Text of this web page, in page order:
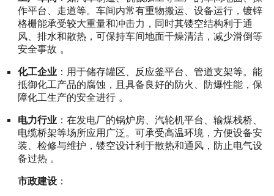
作平台、走道等。车间内常有重物搬运、设备运行，镀锌
格栅能承受较大重量和冲击力，同时其镂空结构利于通
风、排水和散热，可保持车间地面干燥清洁，减少滑倒等
安全事故 。
化工企业：用于储存罐区、反应釜平台、管道支架等。能
抵御化工产品的腐蚀，且具备良好的防火、防爆性能，保
障化工生产的安全进行 。
电力行业：在发电厂的锅炉房、汽轮机平台、输煤栈桥、
电缆桥架等场所应用广泛。可承受高温环境，方便设备安
装、检修与维护，镂空设计利于散热和通风，防止电气设
备过热 。
市政建设：